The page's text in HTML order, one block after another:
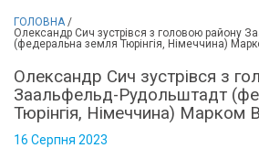
ГОЛОВНА/
Олександр Сич зустрівся з головою району
(федеральна земля Тюрінгія, Німеччина)
Олександр Сич зустрівся з
Заальфельд-Рудольштадт
Тюрінгія, Німеччина)
16 Серпня 2023